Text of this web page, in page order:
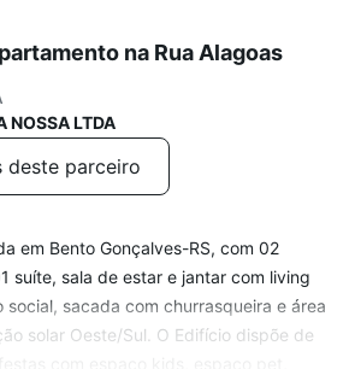
na Rua Alagoas
NOSSA LTDA
deste parceiro
em Bento Gonçalves-RS, com 02
suíte, sala de estar e jantar com living
social, sacada com churrasqueira e área
solar Oeste/Sul. O Edifício dispõe de